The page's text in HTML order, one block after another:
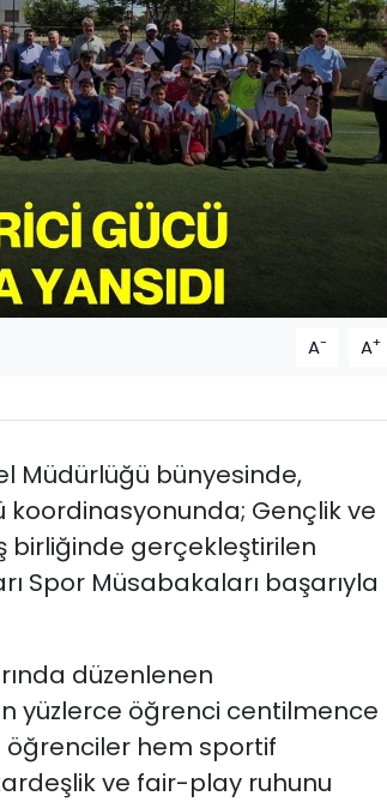
A- A+
Müdürlüğü bünyesinde,
koordinasyonunda; Gençlik ve
birliğinde gerçekleştirilen
Spor Müsabakaları başarıyla
düzenlenen
yüzlerce öğrenci centilmence
öğrenciler hem sportif
ve fair-play ruhunu